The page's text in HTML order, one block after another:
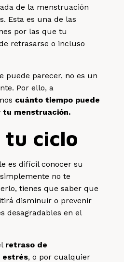
de la menstruación
Esta es una de las
por las que tu
retrasarse o incluso
puede parecer, no es un
Por ello, a
cuánto tiempo puede
menstruación.
tu ciclo
es difícil conocer su
no te
tienes que saber que
disminuir o prevenir
desagradables en el
retraso de
estrés, o por cualquier